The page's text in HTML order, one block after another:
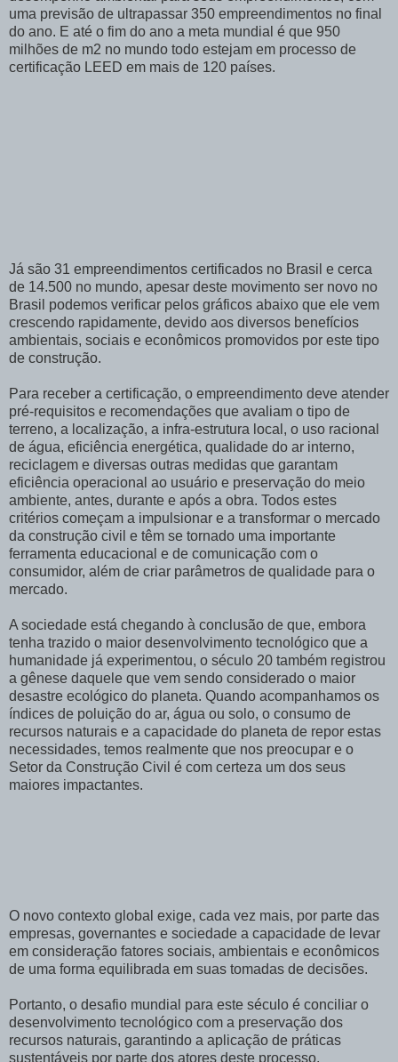
uma previsão de ultrapassar 350 empreendimentos no final
do ano. E até o fim do ano a meta mundial é que 950
milhões de m2 no mundo todo estejam em processo de
certificação LEED em mais de 120 países.
Já são 31 empreendimentos certificados no Brasil e cerca
de 14.500 no mundo, apesar deste movimento ser novo no
Brasil podemos verificar pelos gráficos abaixo que ele vem
crescendo rapidamente, devido aos diversos benefícios
ambientais, sociais e econômicos promovidos por este tipo
de construção.
Para receber a certificação, o empreendimento deve atender
pré-requisitos e recomendações que avaliam o tipo de
terreno, a localização, a infra-estrutura local, o uso racional
de água, eficiência energética, qualidade do ar interno,
reciclagem e diversas outras medidas que garantam
eficiência operacional ao usuário e preservação do meio
ambiente, antes, durante e após a obra. Todos estes
critérios começam a impulsionar e a transformar o mercado
da construção civil e têm se tornado uma importante
ferramenta educacional e de comunicação com o
consumidor, além de criar parâmetros de qualidade para o
mercado.
A sociedade está chegando à conclusão de que, embora
tenha trazido o maior desenvolvimento tecnológico que a
humanidade já experimentou, o século 20 também registrou
a gênese daquele que vem sendo considerado o maior
desastre ecológico do planeta. Quando acompanhamos os
índices de poluição do ar, água ou solo, o consumo de
recursos naturais e a capacidade do planeta de repor estas
necessidades, temos realmente que nos preocupar e o
Setor da Construção Civil é com certeza um dos seus
maiores impactantes.
O novo contexto global exige, cada vez mais, por parte das
empresas, governantes e sociedade a capacidade de levar
em consideração fatores sociais, ambientais e econômicos
de uma forma equilibrada em suas tomadas de decisões.
Portanto, o desafio mundial para este século é conciliar o
desenvolvimento tecnológico com a preservação dos
recursos naturais, garantindo a aplicação de práticas
sustentáveis por parte dos atores deste processo.